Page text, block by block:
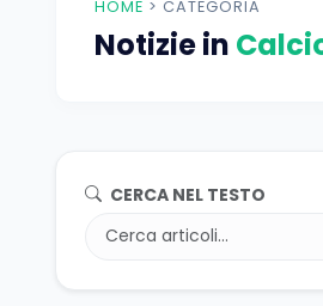
HOME > CATEGORIA
Notizie in
CERCA NEL TESTO